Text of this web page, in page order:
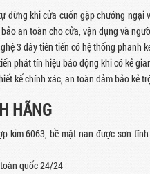
dừng khi cửa cuốn gặp chướng
an toàn cho cửa, vận dụng và
3 dây tiên tiến có hệ thống
phát tín hiệu báo động khi có kẻ
kế chính xác, an toàn đảm bảo kẻ
HÃNG
kim 6063, bề mặt nan được sơn
quốc 24/24